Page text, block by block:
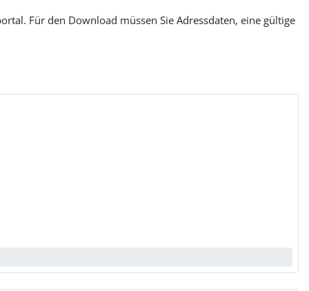
Für den Download müssen Sie Adressdaten, eine gültige